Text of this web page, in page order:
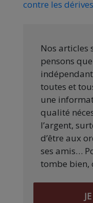
contre les
Nos articles
pensons
toutes et
une
qualité
l’argent,
d’être aux
ses amis…
tombe bien,